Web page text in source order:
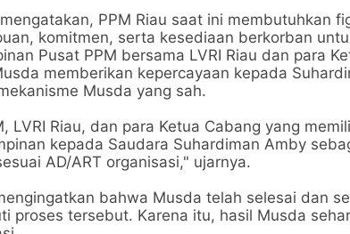
PPM Riau saat ini membutuhkan
komitmen, serta kesediaan berkorban
Pusat PPM bersama LVRI Riau dan para
memberikan kepercayaan kepada
Musda yang sah.
LVRI Riau, dan para Ketua Cabang yang
kepada Saudara Suhardiman Amby
AD/ART organisasi," ujarnya.
bahwa Musda telah selesai dan
proses tersebut. Karena itu, hasil Musda